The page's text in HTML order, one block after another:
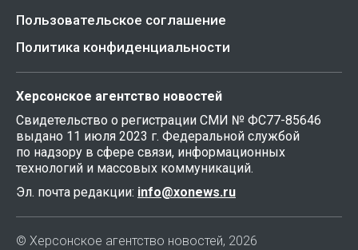
Пользовательское соглашение
Политика конфиденциальности
Херсонское агентство новостей
Свидетельство о регистрации СМИ № ФС77-85646
выдано 11 июля 2023 г. Федеральной службой
по надзору в сфере связи, информационных
технологий и массовых коммуникаций.
Эл. почта редакции: info@xonews.ru
© Херсонское агентство новостей, 2026